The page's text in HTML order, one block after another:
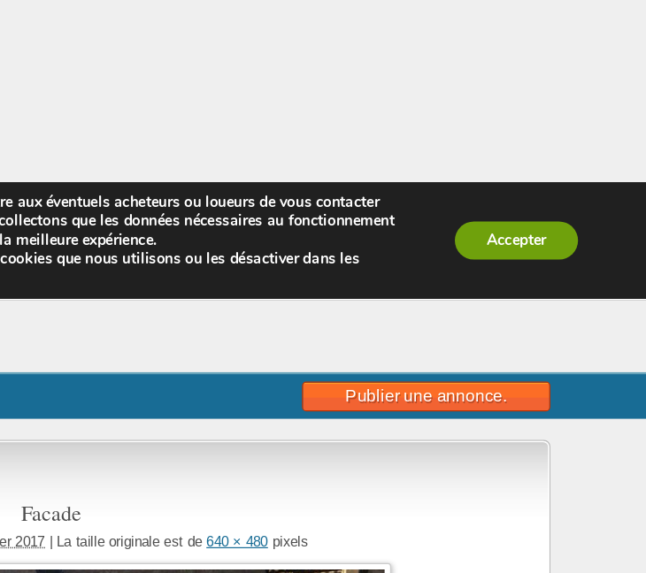
Bienvenue,visiteur ![S'enregistrer
Publier une annonce.
Facade
2017 | La taille originale est de640 × 480pixels
aux éventuels acheteurs ou loueurs de vous contacter
que les données nécessaires au fonctionnement
meilleure expérience.
que nous utilisons ou les désactiver dans les
Accepter